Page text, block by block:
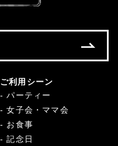
ご利用シーン
パーティー
女子会・ママ会
お食事
記念日